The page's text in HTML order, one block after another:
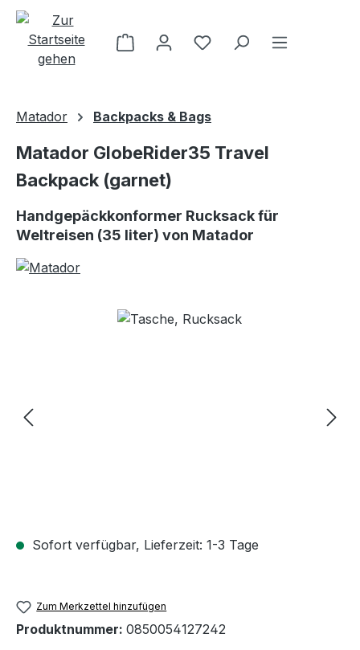
Zum Hauptinhalt springen
Matador Backpacks & Bags
Matador GlobeRider35 Travel
Backpack (garnet)
Handgepäckkonformer Rucksack für
Weltreisen (35 liter) von Matador
Bildergalerie überspringen
Sofort verfügbar, Lieferzeit: 1-3 Tage
Zum Merkzettel hinzufügen
Produktnummer: 0850054127242